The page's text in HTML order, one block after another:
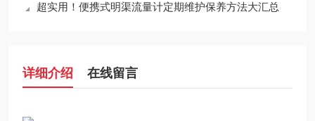
超实用！便携式明渠流量计定期维护保养方法大汇总
详细介绍 在线留言